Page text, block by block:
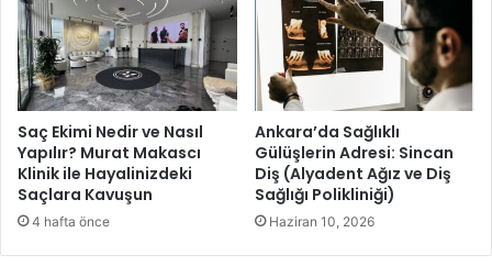
k
ç
i
p
r
o
j
e
s
i
d
a
Saç Ekimi Nedir ve Nasıl
Yapılır? Murat Makascı
Klinik ile Hayalinizdeki
Saçlara Kavuşun
4 hafta önce
Ankara’da Sağlıklı
Gülüşlerin Adresi: Sincan
Diş (Alyadent Ağız ve Diş
Sağlığı Polikliniği)
Haziran 10, 2026